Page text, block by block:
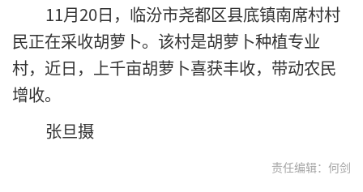
11月20日，临汾市尧都区县底镇南席村村
民正在采收胡萝卜。该村是胡萝卜种植专业
村，近日，上千亩胡萝卜喜获丰收，带动农民
增收。
张旦摄
责任编辑：何剑